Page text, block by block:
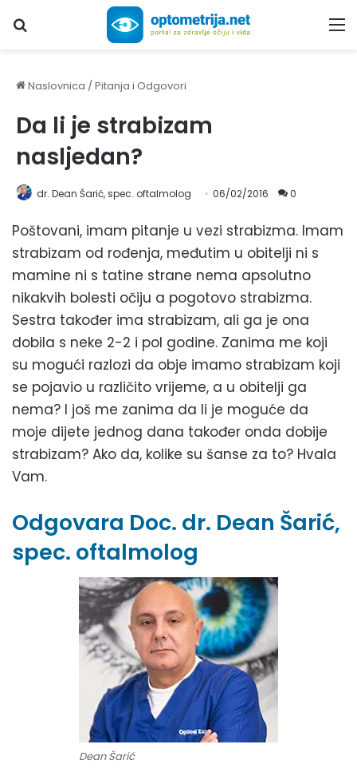
Upiši traženi pojam...
Naslovnica /Pitanja i Odgovori
Da li je strabizam
nasljedan?
dr. Dean Šarić, spec. oftalmolog 06/02/2016 0
Poštovani, imam pitanje u vezi strabizma. Imam
strabizam od rođenja, međutim u obitelji ni s
mamine ni s tatine strane nema apsolutno
nikakvih bolesti očiju a pogotovo strabizma.
Sestra također ima strabizam, ali ga je ona
dobila s neke 2-2 i pol godine. Zanima me koji
su mogući razlozi da obje imamo strabizam koji
se pojavio u različito vrijeme, a u obitelji ga
nema? I još me zanima da li je moguće da
moje dijete jednog dana također onda dobije
strabizam? Ako da, kolike su šanse za to? Hvala
Vam.
Odgovara Doc. dr. Dean Šarić,
spec. oftalmolog
Dean Šarić